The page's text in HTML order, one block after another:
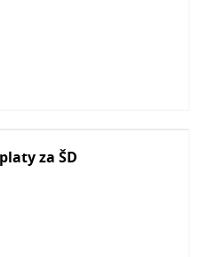
za ŠD